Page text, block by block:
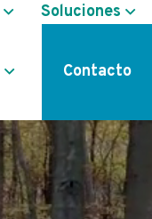
Soluciones
Contacto